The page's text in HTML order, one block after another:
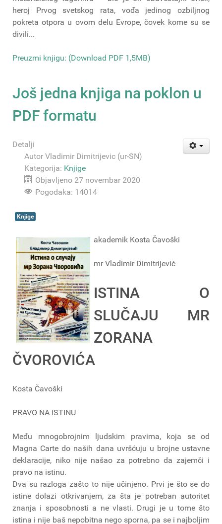
heroj Prvog svetskog rata, vođa jedinog ozbiljnog
pokreta otpora u ovom delu Evrope, čovek kome su se
divili...
Preuzmi knjigu: (Download PDF 1,5MB)
Još jedna knjiga na poklon u
PDF formatu
Detalji
Autor Vladimir Dimitrijevic (ur-SN)
Kategorija: Knjige
Objavljeno 27 novembar 2020
Pogodaka: 14014
Knjige
akademik Kosta Čavoški
mr Vladimir Dimitrijević
ISTINA O
SLUČAJU MR
ZORANA
ČVOROVIĆA
Kosta Čavoški
PRAVO NA ISTINU
Među mnogobrojnim ljudskim pravima, koja se od
Magna Carte do naših dana uvršćuju u brojne ustavne
deklaracije, niko nije našao za potrebno da zajemči i
pravo na istinu.
Dva su razloga zašto to nije učinjeno. Prvi je što se do
istine dolazi otkrivanjem, za šta je potreban autoritet
znanja i sposobnosti a ne vlasti. Drugi je u tome što
istina i nije baš nepobitna nego sporna, pa se i najboljim